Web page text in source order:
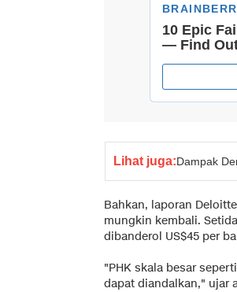
Lihat juga:Dampak
Bahkan, laporan
mungkin kembali.
dibanderol US$45 per
"PHK skala besar
dapat diandalkan," ujar